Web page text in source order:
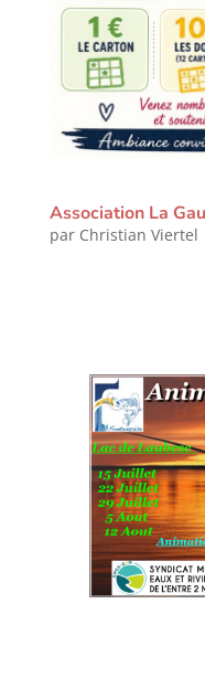
Association La
par Christian Viertel